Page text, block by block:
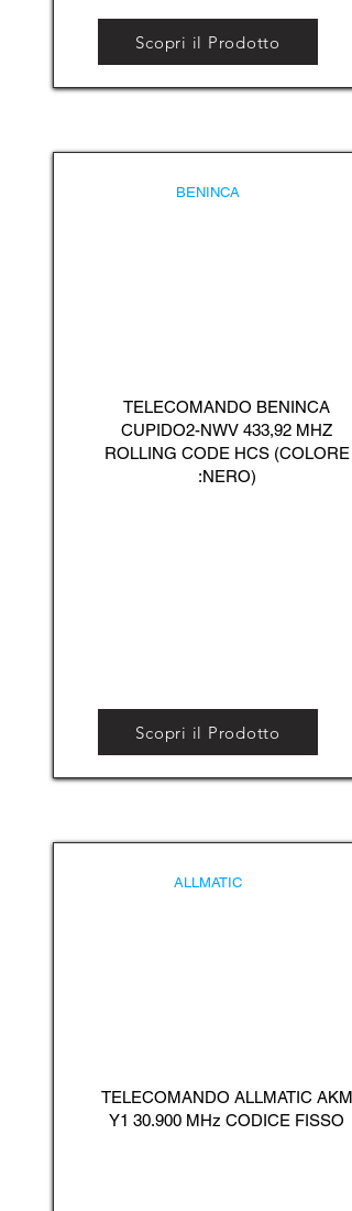
Scopri il Prodotto
BENINCA
TELECOMANDO BENINCA
CUPIDO2-NWV 433,92 MHZ
ROLLING CODE HCS (COLORE
:NERO)
Scopri il Prodotto
ALLMATIC
TELECOMANDO ALLMATIC AKM
Y1 30.900 MHz CODICE FISSO